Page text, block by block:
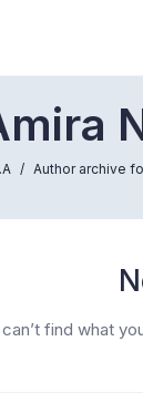
Author archive
find what